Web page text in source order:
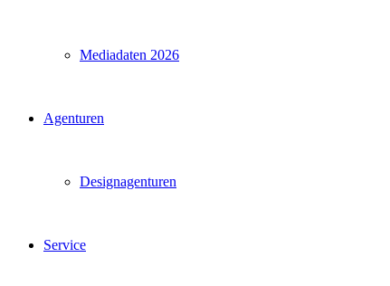
Mediadaten 2026
Agenturen
Designagenturen
Service